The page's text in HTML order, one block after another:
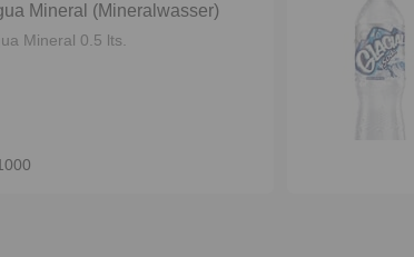
Mineral (Mineralwasser)
Mineral 0.5 lts.